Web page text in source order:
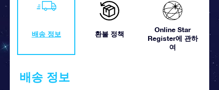
배송 정보 환불 정책
Online Star
Register에 관하
여
배송 정보